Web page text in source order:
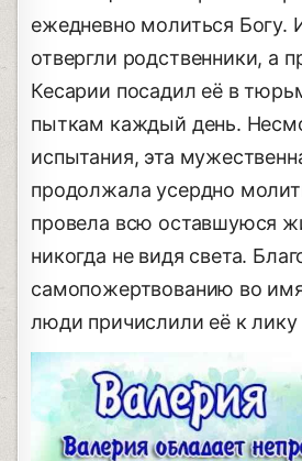
ежедневно молиться Богу.
отвергли родственники, а
Кесарии посадил её в
пыткам каждый день.
испытания, эта
продолжала усердно
провела всю оставшуюся
никогда не видя света.
самопожертвованию во
люди причислили её к лику